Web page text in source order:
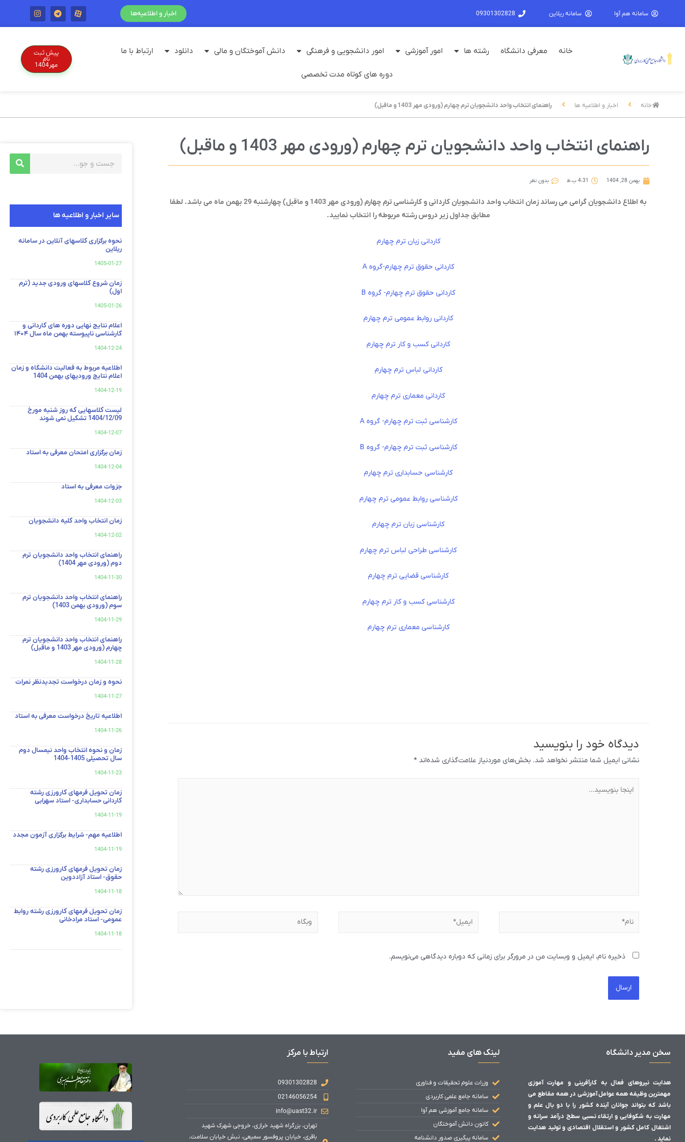
سامانه هم آوا سامانه ریلاین 09301302828 اخبار و اطلاعیه‌ها
خانه معرفی دانشگاه رشته ها امور آموزشی امور دانشجویی و فرهنگی دانش آموختگان و مالی دانلود ارتباط با ما
دوره های کوتاه مدت تخصصی
پیش ثبت
نام
مهر1404
خانه اخبار و اطلاعیه ها راهنمای انتخاب واحد دانشجویان ترم چهارم (ورودی مهر 1403 و ماقبل)
راهنمای انتخاب واحد دانشجویان ترم چهارم (ورودی مهر 1403 و ماقبل)
بهمن 28, 1404 4:31 ب.ظ بدون نظر
به اطلاع دانشجویان گرامی می رساند زمان انتخاب واحد دانشجویان کاردانی و کارشناسی ترم چهارم(ورودی مهر 1403 و ماقبل ) چهارشنبه29 بهمن ماه
می باشد. لطفا
مطابق جداول زیر دروس رشته مربوطه را انتخاب نمایید.
کاردانی زبان ترم چهارم
کاردانی حقوق ترم چهارم-گروه A
کاردانی حقوق ترم چهارم- گروه B
کاردانی روابط عمومی ترم چهارم
کاردانی کسب و کار ترم چهارم
کاردانی لباس ترم چهارم
کاردانی معماری ترم چهارم
کارشناسی ثبت ترم چهارم- گروه A
کارشناسی ثبت ترم چهارم- گروه B
کارشناسی حسابداری ترم چهارم
کارشناسی روابط عمومی ترم چهارم
کارشناسی زبان ترم چهارم
کارشناسی طراحی لباس ترم چهارم
کارشناسی قضایی ترم چهارم
کارشناسی کسب و کار ترم چهارم
کارشناسی معماری ترم چهارم
دیدگاه‌ خود را بنویسید
نشانی ایمیل شما منتشر نخواهد شد. بخش‌های موردنیاز علامت‌گذاری شده‌اند *
ذخیره نام، ایمیل و وبسایت من در مرورگر برای زمانی که دوباره دیدگاهی می‌نویسم.
سایر اخبار و اطلاعیه ها
نحوه برگزاری کلاسهای آنلاین در سامانه
ریلاین
1405-01-27
زمان شروع کلاسهای ورودی جدید (ترم
اول)
1405-01-26
اعلام نتایج نهایی دوره های کاردانی و
کارشناسی ناپیوسته بهمن ماه سال ۱۴۰۴
1404-12-24
اطلاعیه مربوط به فعالیت دانشگاه و زمان
اعلام نتایج ورودیهای بهمن 1404
1404-12-19
لیست کلاسهایی که روز شنبه مورخ
1404/12/09 تشکیل نمی شوند
1404-12-07
زمان برگزاری امتحان معرفی به استاد
1404-12-04
جزوات معرفی به استاد
1404-12-03
زمان انتخاب واحد کلیه دانشجویان
1404-12-02
راهنمای انتخاب واحد دانشجویان ترم
دوم (ورودی مهر 1404)
1404-11-30
راهنمای انتخاب واحد دانشجویان ترم
سوم (ورودی بهمن 1403)
1404-11-29
راهنمای انتخاب واحد دانشجویان ترم
چهارم (ورودی مهر 1403 و ماقبل)
1404-11-28
نحوه و زمان درخواست تجدیدنظر نمرات
1404-11-27
اطلاعیه تاریخ درخواست معرفی به استاد
1404-11-26
زمان و نحوه انتخاب واحد نیمسال دوم
سال تحصیلی 1405-1404
1404-11-23
زمان تحویل فرمهای کارورزی رشته
کاردانی حسابداری- استاد سهرابی
1404-11-19
اطلاعیه مهم- شرایط برگزاری آزمون مجدد
1404-11-19
زمان تحویل فرمهای کارورزی رشته
حقوق- استاد آزاددوین
1404-11-18
زمان تحویل فرمهای کارورزی رشته روابط
عمومی- استاد مرادخانی
1404-11-18
سخن مدیر دانشگاه
هدایت نیروهای فعال به کارآفرینی و مهارت آموزی
مهمترین وظیفه همه عوامل آموزشی در همه مقاطع می
باشد که بتواند جوانان آینده کشور را با دو بال علم و
مهارت به شکوفایی و ارتقاء نسبی سطح درآمد سرانه و
اشتغال کامل کشور و استقلال اقتصادی و تولید هدایت
نماید .
لینک های مفید
وزرات علوم تحقیقات و فناوری
سامانه جامع علمی کاربردی
سامانه جامع آموزشی هم آوا
کانون دانش آموختگان
سامانه پیگیری صدور دانشنامه
ارتباط با مرکز
09301302828
02146056254
info@uast32.ir
تهران، بزرگراه شهید خرازی، خروجی شهرک شهید
باقری، خیابان پروفسور سمیعی، نبش خیابان سلامت،